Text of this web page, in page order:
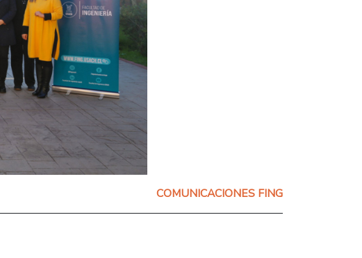
COMUNICACIONES FING